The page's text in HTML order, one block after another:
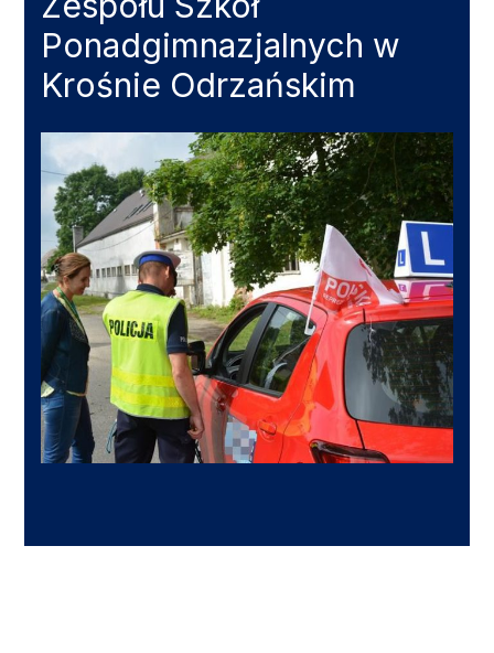
Ponadgimnazjalnych w
Krośnie Odrzańskim